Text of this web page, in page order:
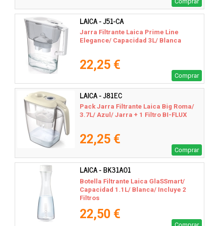
LAICA - J51-CA
Jarra Filtrante Laica Prime Line
Elegance/ Capacidad 3L/ Blanca
22,25 €
Comprar
LAICA - J81EC
Pack Jarra Filtrante Laica Big Roma/
3.7L/ Azul/ Jarra + 1 Filtro BI-FLUX
22,25 €
Comprar
LAICA - BK31A01
Botella Filtrante Laica GlaSSmart/
Capacidad 1.1L/ Blanca/ Incluye 2
Filtros
22,50 €